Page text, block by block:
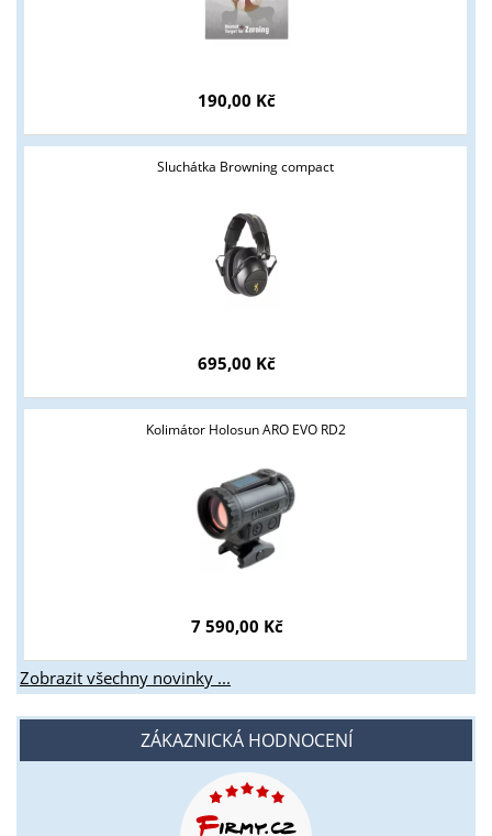
190,00 Kč
Sluchátka Browning compact
695,00 Kč
Kolimátor Holosun ARO EVO RD2
7 590,00 Kč
Zobrazit všechny novinky ...
ZÁKAZNICKÁ HODNOCENÍ
Tyto stránky jsou určeny pouze odborné veřejnosti od 18 let a
podmínky?
ANO NE